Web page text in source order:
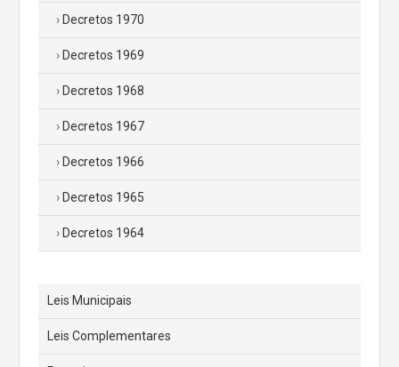
Decretos 1970
Decretos 1969
Decretos 1968
Decretos 1967
Decretos 1966
Decretos 1965
Decretos 1964
Leis Municipais
Leis Complementares